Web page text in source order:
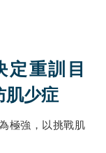
定重訓目
肌少症
極強，以挑戰肌